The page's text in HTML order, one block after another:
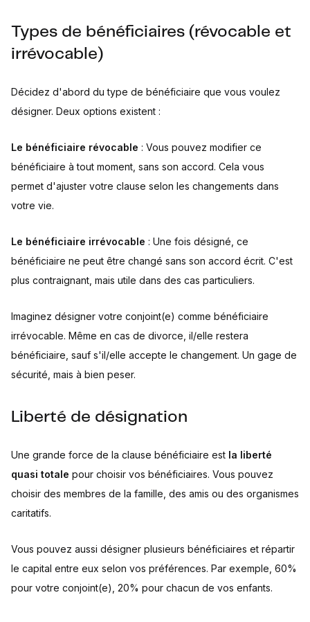
Types de bénéficiaires (révocable et
irrévocable)
Décidez d'abord du type de bénéficiaire que vous voulez
désigner. Deux options existent :
Le bénéficiaire révocable : Vous pouvez modifier ce
bénéficiaire à tout moment, sans son accord. Cela vous
permet d'ajuster votre clause selon les changements dans
votre vie.
Le bénéficiaire irrévocable : Une fois désigné, ce
bénéficiaire ne peut être changé sans son accord écrit. C'est
plus contraignant, mais utile dans des cas particuliers.
Imaginez désigner votre conjoint(e) comme bénéficiaire
irrévocable. Même en cas de divorce, il/elle restera
bénéficiaire, sauf s'il/elle accepte le changement. Un gage de
sécurité, mais à bien peser.
Liberté de désignation
Une grande force de la clause bénéficiaire est la liberté
quasi totale pour choisir vos bénéficiaires. Vous pouvez
choisir des membres de la famille, des amis ou des organismes
caritatifs.
Vous pouvez aussi désigner plusieurs bénéficiaires et répartir
le capital entre eux selon vos préférences. Par exemple, 60%
pour votre conjoint(e), 20% pour chacun de vos enfants.